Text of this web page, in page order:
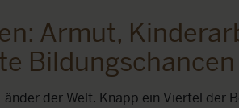
Armut,
Bildungschancen
der Welt. Knapp ein Viertel der